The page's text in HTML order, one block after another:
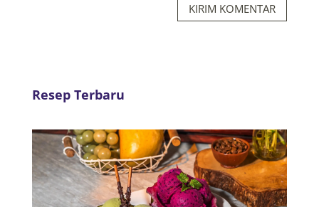
KIRIM KOMENTAR
Resep Terbaru